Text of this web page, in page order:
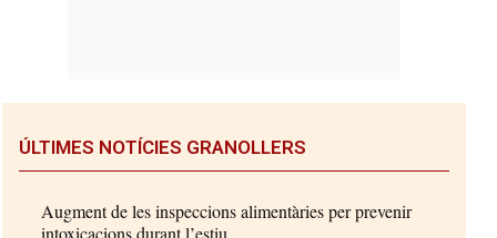
ÚLTIMES NOTÍCIES GRANOLLERS
Augment de les inspeccions alimentàries per prevenir
intoxicacions durant l’estiu